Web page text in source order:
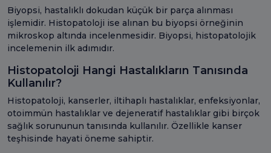
Biyopsi, hastalıklı dokudan küçük bir parça alınması
işlemidir. Histopatoloji ise alınan bu biyopsi örneğinin
mikroskop altında incelenmesidir. Biyopsi, histopatolojik
incelemenin ilk adımıdır.
Histopatoloji Hangi Hastalıkların Tanısında
Kullanılır?
Histopatoloji, kanserler, iltihaplı hastalıklar, enfeksiyonlar,
otoimmün hastalıklar ve dejeneratif hastalıklar gibi birçok
sağlık sorununun tanısında kullanılır. Özellikle kanser
teşhisinde hayati öneme sahiptir.